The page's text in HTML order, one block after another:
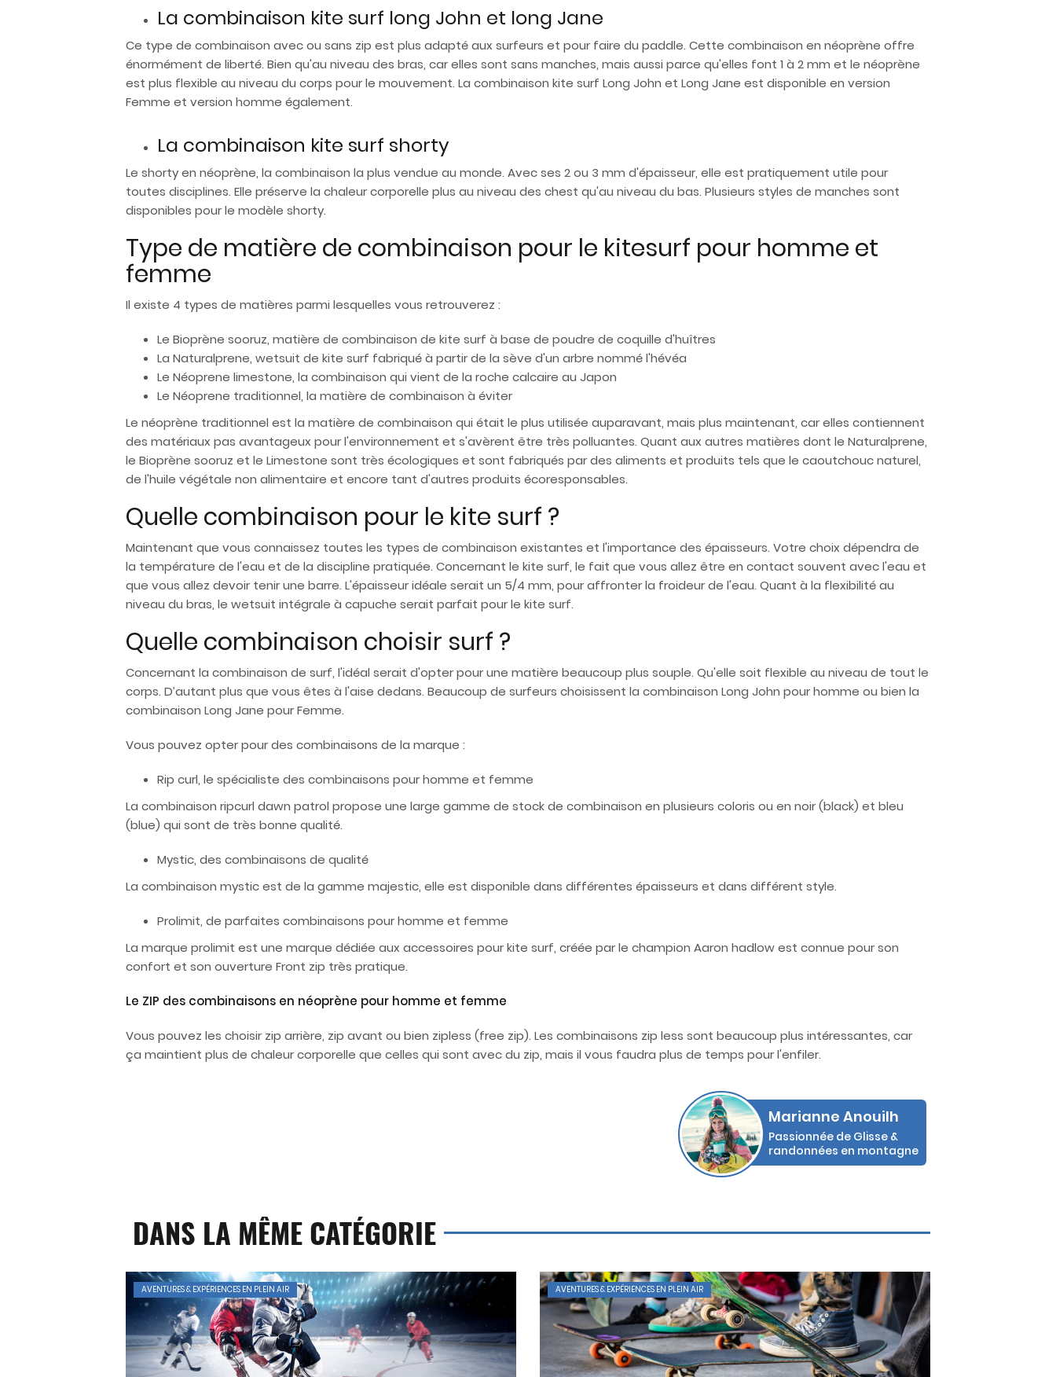
La combinaison kite surf long John et long Jane
Ce type de combinaison avec ou sans zip est plus adapté aux surfeurs et pour faire du paddle. Cette combinaison en néoprène offre
énormément de liberté. Bien qu'au niveau des bras, car elles sont sans manches, mais aussi parce qu'elles font 1 à 2 mm et le néoprène
est plus flexible au niveau du corps pour le mouvement. La combinaison kite surf Long John et Long Jane est disponible en version
Femme et version homme également.
La combinaison kite surf shorty
Le shorty en néoprène, la combinaison la plus vendue au monde. Avec ses 2 ou 3 mm d'épaisseur, elle est pratiquement utile pour
toutes disciplines. Elle préserve la chaleur corporelle plus au niveau des chest qu'au niveau du bas. Plusieurs styles de manches sont
disponibles pour le modèle shorty.
Type de matière de combinaison pour le kitesurf pour homme et
femme
Il existe 4 types de matières parmi lesquelles vous retrouverez :
Le Bioprène sooruz, matière de combinaison de kite surf à base de poudre de coquille d'huîtres
La Naturalprene, wetsuit de kite surf fabriqué à partir de la sève d'un arbre nommé l'hévéa
Le Néoprene limestone, la combinaison qui vient de la roche calcaire au Japon
Le Néoprene traditionnel, la matière de combinaison à éviter
Le néoprène traditionnel est la matière de combinaison qui était le plus utilisée auparavant, mais plus maintenant, car elles contiennent
des matériaux pas avantageux pour l'environnement et s'avèrent être très polluantes. Quant aux autres matières dont le Naturalprene,
le Bioprène sooruz et le Limestone sont très écologiques et sont fabriqués par des aliments et produits tels que le caoutchouc naturel,
de l'huile végétale non alimentaire et encore tant d'autres produits écoresponsables.
Quelle combinaison pour le kite surf ?
Maintenant que vous connaissez toutes les types de combinaison existantes et l'importance des épaisseurs. Votre choix dépendra de
la température de l'eau et de la discipline pratiquée. Concernant le kite surf, le fait que vous allez être en contact souvent avec l'eau et
que vous allez devoir tenir une barre. L'épaisseur idéale serait un 5/4 mm, pour affronter la froideur de l'eau. Quant à la flexibilité au
niveau du bras, le wetsuit intégrale à capuche serait parfait pour le kite surf.
Quelle combinaison choisir surf ?
Concernant la combinaison de surf, l'idéal serait d'opter pour une matière beaucoup plus souple. Qu'elle soit flexible au niveau de tout le
corps. D’autant plus que vous êtes à l'aise dedans. Beaucoup de surfeurs choisissent la combinaison Long John pour homme ou bien la
combinaison Long Jane pour Femme.
Vous pouvez opter pour des combinaisons de la marque :
Rip curl, le spécialiste des combinaisons pour homme et femme
La combinaison ripcurl dawn patrol propose une large gamme de stock de combinaison en plusieurs coloris ou en noir (black) et bleu
(blue) qui sont de très bonne qualité.
Mystic, des combinaisons de qualité
La combinaison mystic est de la gamme majestic, elle est disponible dans différentes épaisseurs et dans différent style.
Prolimit, de parfaites combinaisons pour homme et femme
La marque prolimit est une marque dédiée aux accessoires pour kite surf, créée par le champion Aaron hadlow est connue pour son
confort et son ouverture Front zip très pratique.
Le ZIP des combinaisons en néoprène pour homme et femme
Vous pouvez les choisir zip arrière, zip avant ou bien zipless (free zip). Les combinaisons zip less sont beaucoup plus intéressantes, car
ça maintient plus de chaleur corporelle que celles qui sont avec du zip, mais il vous faudra plus de temps pour l'enfiler.
Marianne Anouilh
Passionnée de Glisse &
randonnées en montagne
DANS LA MÊME CATÉGORIE
AVENTURES & EXPÉRIENCES EN PLEIN AIR AVENTURES & EXPÉRIENCES EN PLEIN AIR